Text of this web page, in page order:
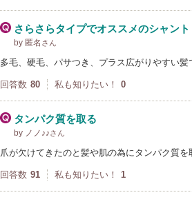
さらさらタイプでオススメのシャント
by 匿名 さん
多毛、硬毛、パサつき、プラス広がりやすい
回答数 80 私も知りたい！ 0
タンパク質を取る
by ノノ♪♪さん
爪が欠けてきたのと髪や肌の為にタンパク質
回答数 91 私も知りたい！ 1